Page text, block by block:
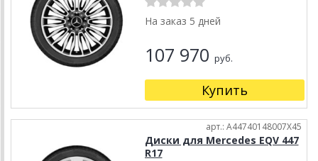
На заказ 5 дней
107 970 руб.
Купить
арт.: A44740148007X45
Диски для Mercedes EQV 447
R17